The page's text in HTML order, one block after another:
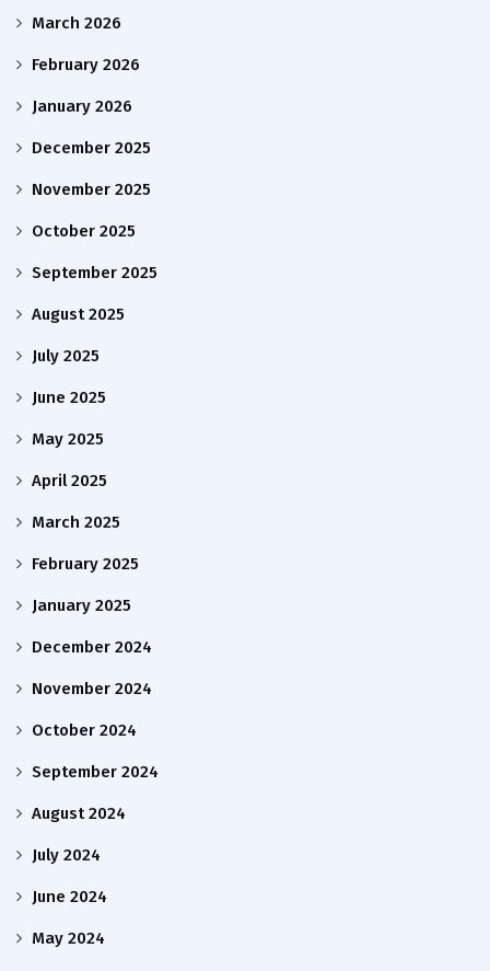
March 2026
February 2026
January 2026
December 2025
November 2025
October 2025
September 2025
August 2025
July 2025
June 2025
May 2025
April 2025
March 2025
February 2025
January 2025
December 2024
November 2024
October 2024
September 2024
August 2024
July 2024
June 2024
May 2024